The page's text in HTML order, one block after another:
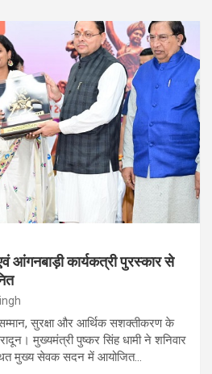
आंगनबाड़ी कार्यकत्री पुरस्कार से
सुरक्षा और आर्थिक सशक्तीकरण के
मुख्यमंत्री पुष्कर सिंह धामी ने शनिवार
मुख्य सेवक सदन में आयोजित…